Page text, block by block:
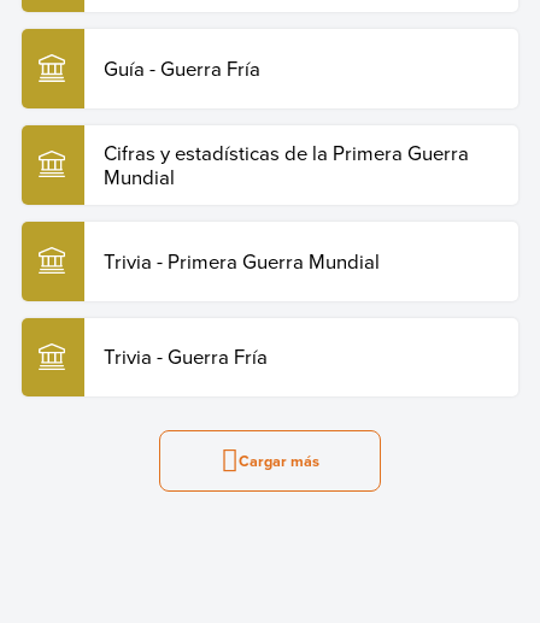
Guía - Guerra Fría
Cifras y estadísticas de la Primera Guerra
Mundial
Trivia - Primera Guerra Mundial
Trivia - Guerra Fría
Cargar más